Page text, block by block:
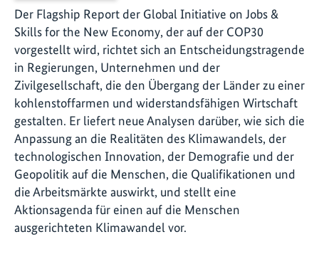
Der Flagship Report der Global Initiative on Jobs &
Skills for the New Economy, der auf der COP30
vorgestellt wird, richtet sich an Entscheidungstragende
in Regierungen, Unternehmen und der
Zivilgesellschaft, die den Übergang der Länder zu einer
kohlenstoffarmen und widerstandsfähigen Wirtschaft
gestalten. Er liefert neue Analysen darüber, wie sich die
Anpassung an die Realitäten des Klimawandels, der
technologischen Innovation, der Demografie und der
Geopolitik auf die Menschen, die Qualifikationen und
die Arbeitsmärkte auswirkt, und stellt eine
Aktionsagenda für einen auf die Menschen
ausgerichteten Klimawandel vor.